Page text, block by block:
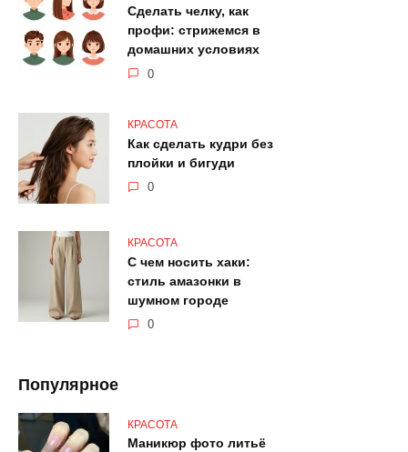
Сделать челку, как
профи: стрижемся в
домашних условиях
0
КРАСОТА
Как сделать кудри без
плойки и бигуди
0
КРАСОТА
С чем носить хаки:
стиль амазонки в
шумном городе
0
Популярное
КРАСОТА
Маникюр фото литьё